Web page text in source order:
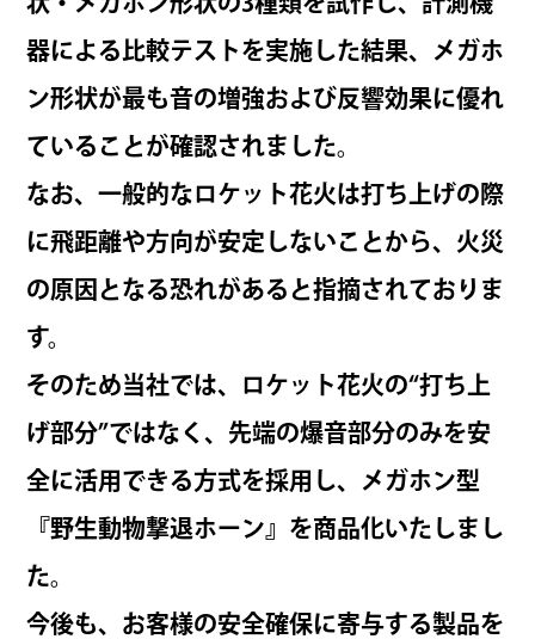
器による比較テストを実施した結果、メガホ
ン形状が最も音の増強および反響効果に優れ
ている ことが確認されました。
なお、一般的なロケット花火は打ち上げの際
に飛距離や方向が安定しないことから、 火災
の原因となる恐れがある と指摘されておりま
す。
そのため当社では、 ロケット花火の“打ち上
げ部分”ではなく、先端の爆音部分のみを安
全に活用できる方式を採用し、
メガホン型
『野生動物撃退ホーン』を商品化いたしまし
た。
今後も、お客様の安全確保に寄与する製品を